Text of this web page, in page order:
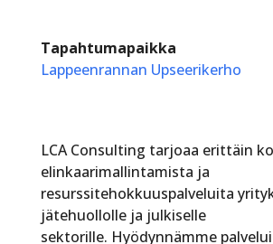
Tapahtumapaikka
Lappeenrannan Upseerikerho
LCA Consulting tarjoaa erittäin
elinkaarimallintamista ja
resurssitehokkuuspalveluita
jätehuollolle ja julkiselle
sektorille. Hyödynnämme